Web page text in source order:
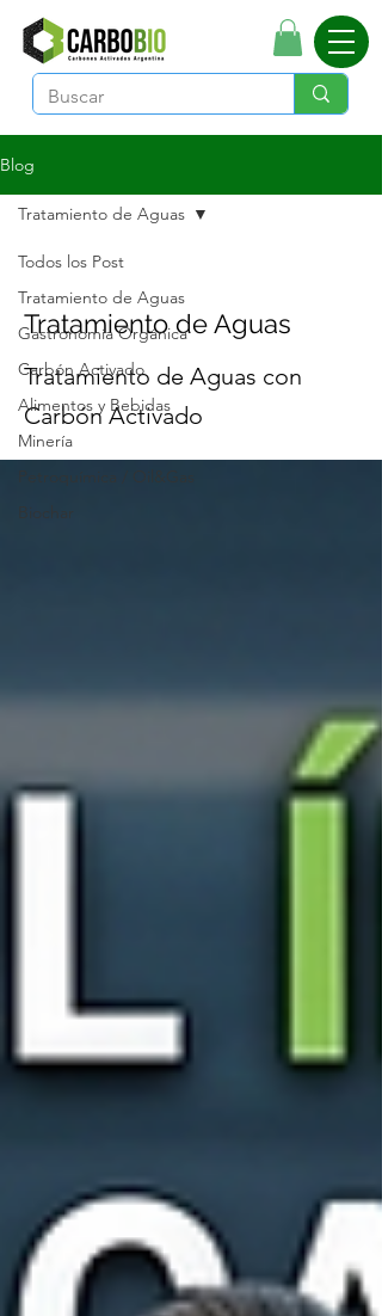
Blog
Todos los Post
Tratamiento de Aguas
Gastronomía Orgánica
Carbón Activado
Alimentos y Bebidas
Minería
Tratamiento de Aguas
Tratamiento de Aguas
Tratamiento de Aguas con
Carbón Activado